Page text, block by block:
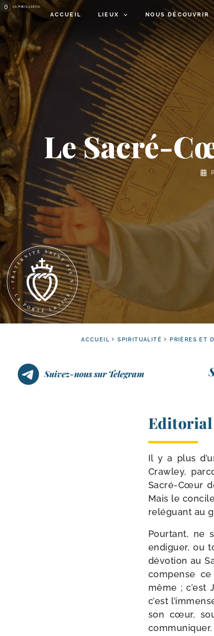
ACCUEIL LIEUX NOUS DÉCOUVRIR
Le Sacré-​
ACCUEIL SPIRITUALITÉ PRIÈRES ET
Suivez-nous sur Telegram
Editorial
Il y a plus
Crawley,
Sacré-​Cœur
Mais le
relé­guant au
Pourtant, ne
endi­guer, ou
dévo­tion au
com­pense
même ; c’est
c’est
son cœur,
communiquer.